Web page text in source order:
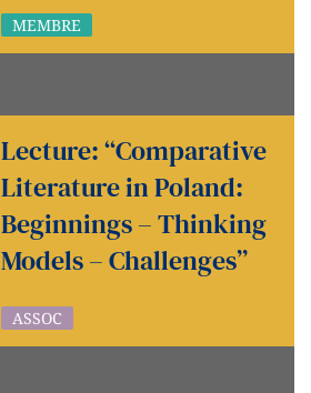
MEMBRE
Lecture: “Comparative
Literature in Poland:
Beginnings – Thinking
Models – Challenges”
ASSOC